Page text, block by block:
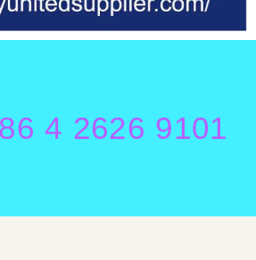
4 2626 9101